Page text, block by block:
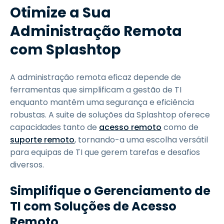
Otimize a Sua
Administração Remota
com Splashtop
A administração remota eficaz depende de
ferramentas que simplificam a gestão de TI
enquanto mantêm uma segurança e eficiência
robustas. A suite de soluções da Splashtop oferece
capacidades tanto de acesso remoto como de
suporte remoto, tornando-a uma escolha versátil
para equipas de TI que gerem tarefas e desafios
diversos.
Simplifique o Gerenciamento de
TI com Soluções de Acesso